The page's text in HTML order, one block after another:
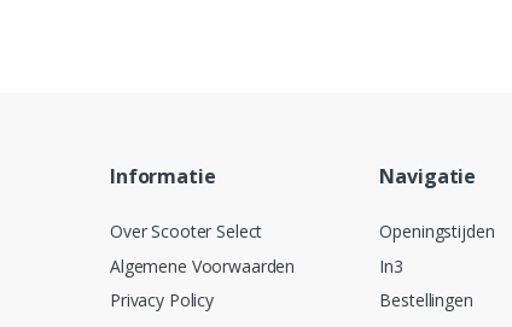
Informatie
Over Scooter Select
Algemene Voorwaarden
Privacy Policy
Navigatie
Openingstijden
In3
Bestellingen